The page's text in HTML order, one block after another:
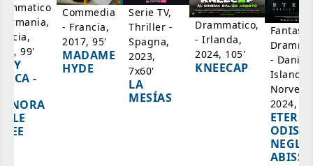
99'
-
Commedia
- Francia,
2017, 95'
MADAME
HYDE
Serie TV,
Thriller -
Spagna,
2023,
7x60'
LA
MESÍAS
Drammatico,
- Irlanda,
2024, 105'
KNEECAP
-
Islanda,
2024,
NEGLI
ABISSI